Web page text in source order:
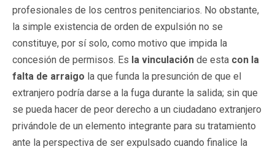
profesionales de los centros penitenciarios. No obstante,
la simple existencia de orden de expulsión no se
constituye, por sí solo, como motivo que impida la
concesión de permisos. Es la vinculación de esta con la
falta de arraigo la que funda la presunción de que el
extranjero podría darse a la fuga durante la salida; sin que
se pueda hacer de peor derecho a un ciudadano extranjero
privándole de un elemento integrante para su tratamiento
ante la perspectiva de ser expulsado cuando finalice la